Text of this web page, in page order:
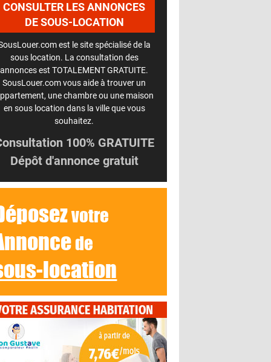
CONSULTER LES ANNONCES
DE SOUS-LOCATION
est le site spécialisé de la
sous location. La consultation des
annonces est TOTALEMENT GRATUITE.
SousLouer.com vous aide à trouver un
une chambre ou une maison
en sous location dans la ville que vous
souhaitez.
100% GRATUITE
Dépôt d'annonce gratuit
votre
de
location